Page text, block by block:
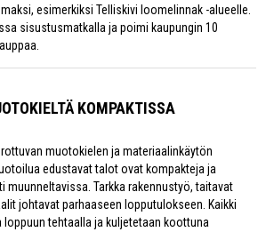
esimerkiksi Telliskivi loomelinnak -alueelle.
sisustusmatkalla ja poimi kaupungin 10
KOMPAKTISSA
muotokielen ja materiaalinkäytön
edustavat talot ovat kompakteja ja
muunneltavissa. Tarkka rakennustyö, taitavat
johtavat parhaaseen lopputulokseen. Kaikki
tehtaalla ja kuljetetaan koottuna